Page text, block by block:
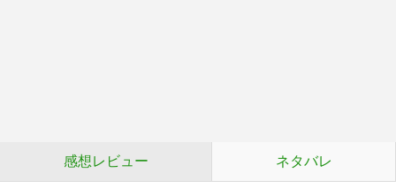
感想レビュー ネタバレ